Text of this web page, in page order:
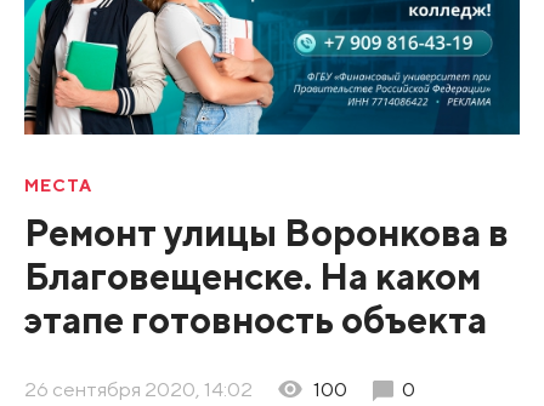
МЕСТА
Ремонт улицы Воронкова в
Благовещенске. На каком
этапе готовность объекта
26 сентября 2020, 14:02 100 0